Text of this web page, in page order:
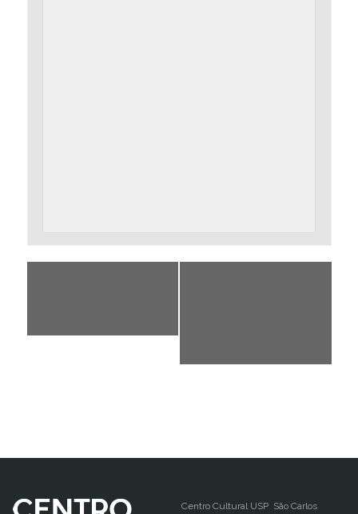
Centro Cultural USP São Carlos